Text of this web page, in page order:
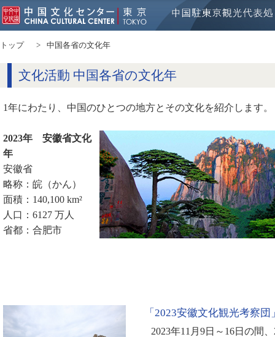
トップ 中国各省の文化年
文化活動 中国各省の文化年
1年にわたり、中国のひとつの地方とその文化を紹介します。
2023年 安徽省文化
年
安徽省
略称：皖（かん）
面積：140,100 km²
人口：6127 万人
省都：合肥市
「2023安徽文化観光考察
2023年11月9日～16日の間